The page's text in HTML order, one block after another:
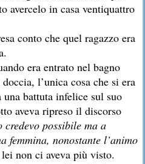
avercelo in casa ventiquattro
conto che quel ragazzo era
era entrato nel bagno
l’unica cosa che si era
battuta infelice sul suo
aveva ripreso il discorso
credevo possibile ma a
femmina, nonostante l’animo
non ci aveva più visto.